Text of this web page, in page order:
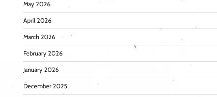
May 2026
April 2026
March 2026
February 2026
January 2026
December 2025